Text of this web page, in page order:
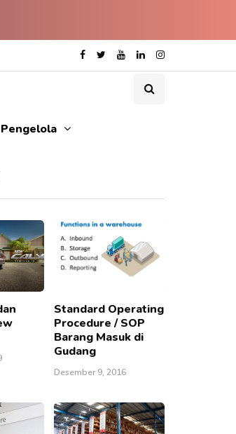
Pengelola
Standard Operating
Procedure / SOP
Barang Masuk di
Gudang
Desember 9, 2016